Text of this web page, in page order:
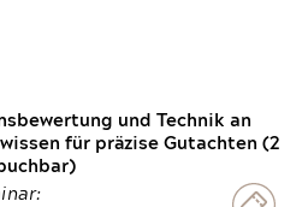
und Technik an
für präzise Gutachten (2